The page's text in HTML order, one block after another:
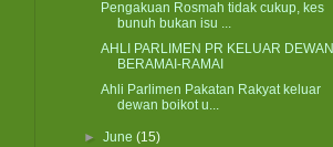
Pengakuan Rosmah tidak cukup, kes
bunuh bukan isu ...
AHLI PARLIMEN PR KELUAR DEWAN
BERAMAI-RAMAI
Ahli Parlimen Pakatan Rakyat keluar
dewan boikot u...
►June(15)